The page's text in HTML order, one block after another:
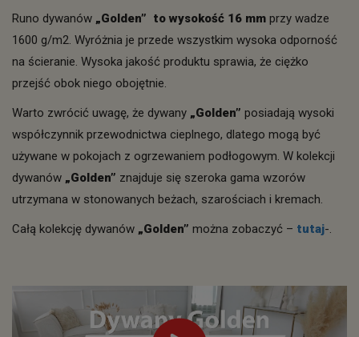
Runo dywanów „Golden” to wysokość 16 mm przy wadze
1600 g/m2. Wyróżnia je przede wszystkim wysoka odporność
na ścieranie. Wysoka jakość produktu sprawia, że ciężko
przejść obok niego obojętnie.
Warto zwrócić uwagę, że dywany „Golden” posiadają wysoki
współczynnik przewodnictwa cieplnego, dlatego mogą być
używane w pokojach z ogrzewaniem podłogowym. W kolekcji
dywanów „Golden” znajduje się szeroka gama wzorów
utrzymana w stonowanych beżach, szarościach i kremach.
Całą kolekcję dywanów „Golden” można zobaczyć – tutaj-.